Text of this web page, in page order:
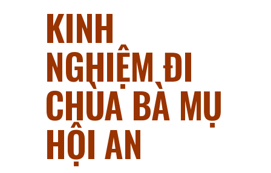
KINH
NGHIỆM ĐI
CHÙA BÀ MỤ
HỘI AN